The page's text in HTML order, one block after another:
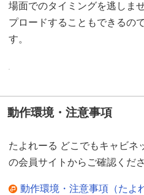
場面でのタイミングを逃しま
プロードすることもできるの
す。
動作環境・注意事項
たよれーる どこでもキャビネ
の会員サイトからご確認くださ
動作環境・注意事項（たよ